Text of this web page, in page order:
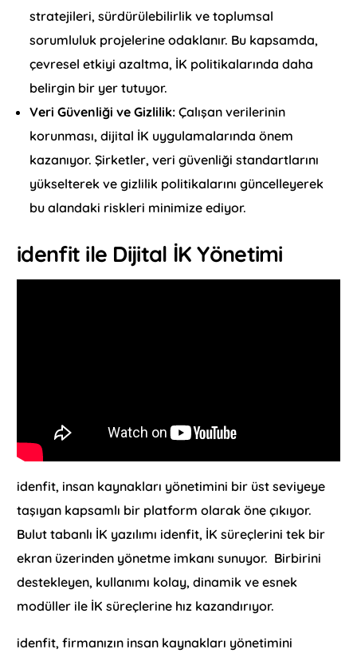
stratejileri, sürdürülebilirlik ve toplumsal
sorumluluk projelerine odaklanır. Bu kapsamda,
çevresel etkiyi azaltma, İK politikalarında daha
belirgin bir yer tutuyor.
Veri Güvenliği ve Gizlilik:Çalışan verilerinin
korunması, dijital İK uygulamalarında önem
kazanıyor. Şirketler, veri güvenliği standartlarını
yükselterek ve gizlilik politikalarını güncelleyerek
bu alandaki riskleri minimize ediyor.
idenfit ile Dijital İK Yönetimi
idenfit, insan kaynakları yönetimini bir üst seviyeye
taşıyan kapsamlı bir platform olarak öne çıkıyor.
Bulut tabanlı İK yazılımı idenfit, İK süreçlerini tek bir
ekran üzerinden yönetme imkanı sunuyor. Birbirini
destekleyen, kullanımı kolay, dinamik ve esnek
modüller ile İK süreçlerine hız kazandırıyor.
idenfit, firmanızın insan kaynakları yönetimini